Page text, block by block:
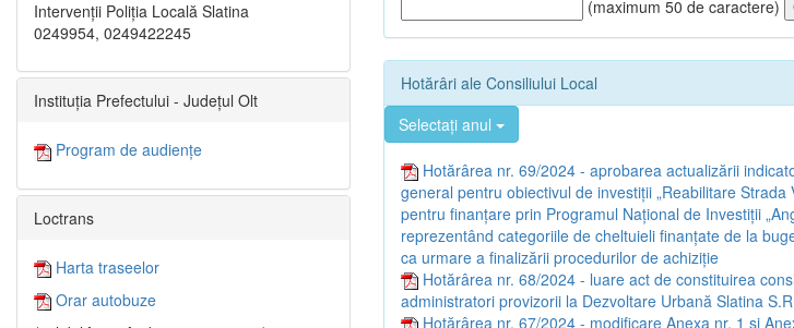
(maximum 50 de caractere)
Hotărâri ale Consiliului Local
Selectați anul
Hotărârea nr. 69/2024 - aprobarea actualizării
general pentru obiectivul de investiții „Reabilitare
pentru finanțare prin Programul Național de Investiții
reprezentând categoriile de cheltuieli finanțate de la
ca urmare a finalizării procedurilor de achiziție
Hotărârea nr. 68/2024 - luare act de constituirea
administratori provizorii la Dezvoltare Urbană Slatina
Hotărârea nr. 67/2024 - modificare Anexa nr. 1 și
Intervenții Poliția Locală Slatina
0249954, 0249422245
Instituția Prefectului - Județul Olt
Program de audiențe
Loctrans
Harta traseelor
Orar autobuze